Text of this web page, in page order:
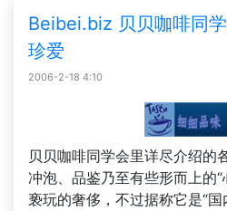
Beibei.biz 贝贝咖啡同
珍爱
2006-2-18 4:10
贝贝咖啡同学会里详尽介绍的
冲泡、品鉴乃至有些形而上的
亵玩的奢侈，不过据称它是“国